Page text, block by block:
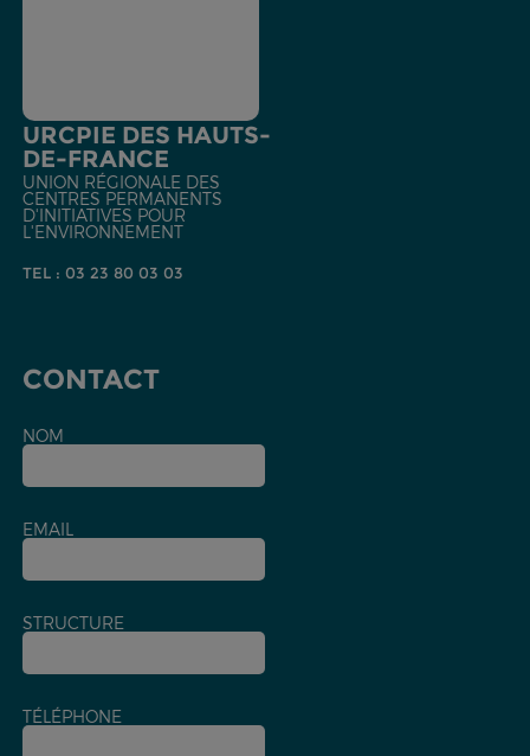
URCPIE DES HAUTS-
DE-FRANCE
UNION RÉGIONALE DES
CENTRES PERMANENTS
D'INITIATIVES POUR
L'ENVIRONNEMENT
TEL : 03 23 80 03 03
CONTACT
NOM
EMAIL
STRUCTURE
TÉLÉPHONE